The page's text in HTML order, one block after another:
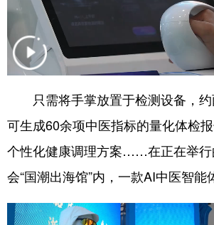
只需将手掌放置于检测设备，约
可生成60余项中医指标的量化体检
个性化健康调理方案……在正在举行
会“国潮出海馆”内，一款AI中医智能